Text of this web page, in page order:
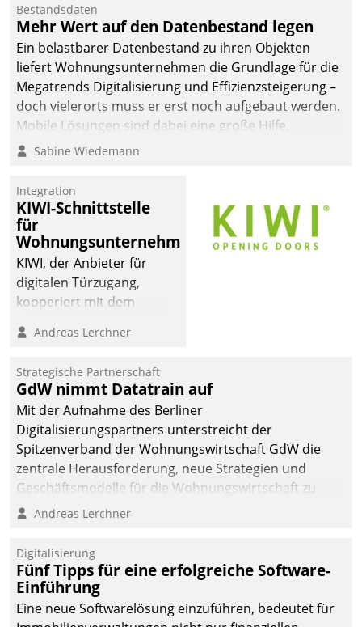
Datatrain. Die meravis
Wohnungsbau- und
Immobilien GmbH hat
sich dabei für den Betrieb
der Lösung über die SAP
Cloud Platform
entschieden - als erstes
Unternehmen am
Bestandsdaten
Mehr Wert auf den Datenbestand legen
Ein belastbarer Datenbestand zu ihren Objekten
liefert Wohnungsunternehmen die Grundlage für die
Megatrends Digitalisierung und Effizienzsteigerung –
doch vielerorts muss er erst noch aufgebaut werden.
Mobile Lösungen sind dabei eine große Hilfe.
Sabine Wiedemann
Integration
KIWI-Schnittstelle
für
Wohnungsunternehmen
KIWI, der Anbieter für
digitalen Türzugang,
kooperiert mit dem
Softwareentwicklungshaus
Andreas Lerchner
Strategische Partnerschaft
GdW nimmt Datatrain auf
Mit der Aufnahme des Berliner
Digitalisierungspartners unterstreicht der
Spitzenverband der Wohnungswirtschaft GdW die
zentrale Herausforderung, neue Strategien und
Geschäftsmodelle für die Wohnungswirtschaft zu
entwickeln.
Andreas Lerchner
Digitalisierung
Fünf Tipps für eine erfolgreiche Software-
Einführung
Eine neue Softwarelösung einzuführen, bedeutet für